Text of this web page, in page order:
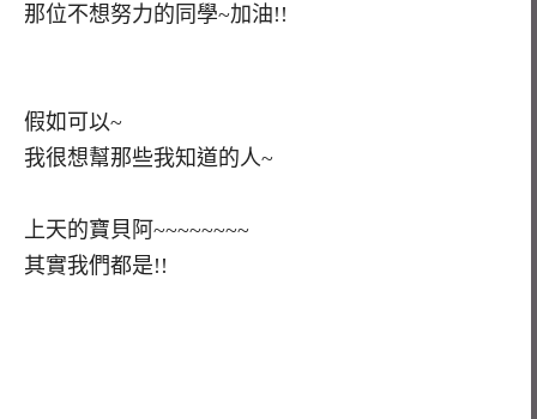
那位不想努力的同學~加油!!
假如可以~
我很想幫那些我知道的人~
上天的寶貝阿~~~~~~~~
其實我們都是!!